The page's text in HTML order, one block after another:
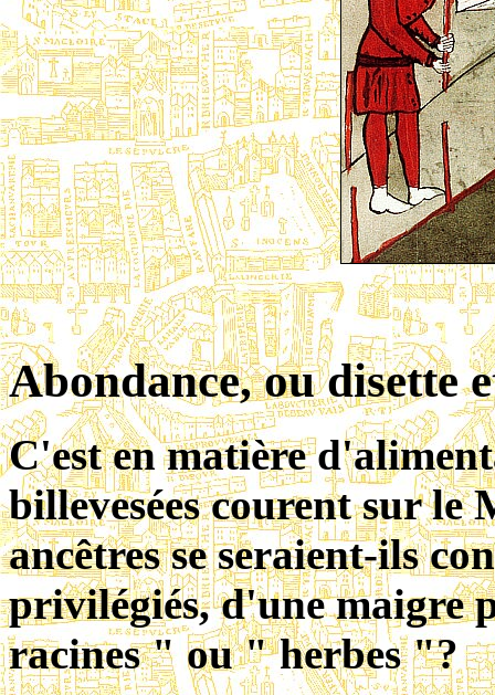
Abondance, ou disette
C'est en matière
billevesées courent sur le
ancêtres se seraient-ils
privilégiés, d'une maigre
racines " ou " herbes "?